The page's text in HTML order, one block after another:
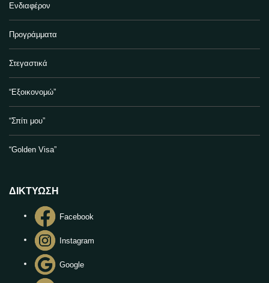
Ενδιαφέρον
Προγράμματα
Στεγαστικά
“Εξοικονομώ”
“Σπίτι μου”
“Golden Visa”
ΔΙΚΤΥΩΣΗ
Facebook
Instagram
Google